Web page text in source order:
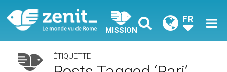
MISSION
FR
ÉTIQUETTE